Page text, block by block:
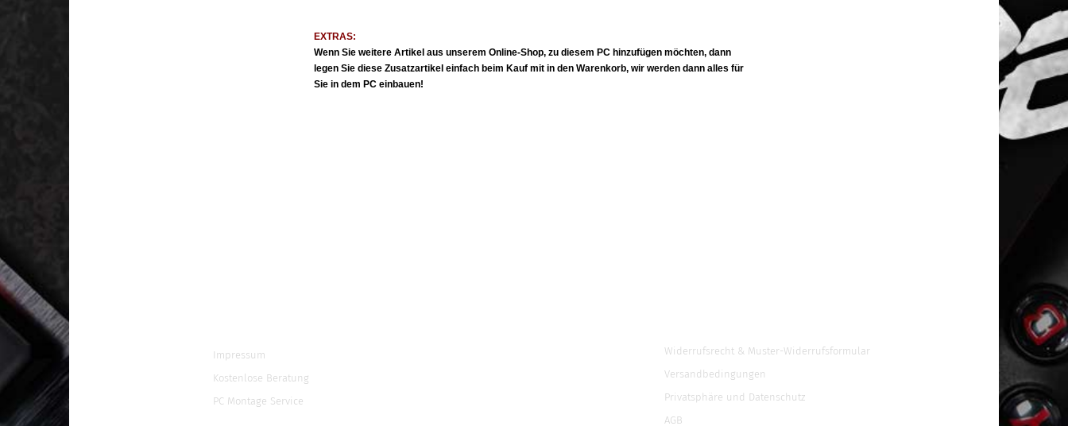
EXTRAS:
Wenn Sie weitere Artikel aus unserem Online-Shop, zu diesem PC hinzufügen möchten, dann
legen Sie diese Zusatzartikel einfach beim Kauf mit in den Warenkorb, wir werden dann alles für
Sie in dem PC einbauen!
Impressum
Kostenlose Beratung
PC Montage Service
Widerrufsrecht & Muster-Widerrufsformular
Versandbedingungen
Privatsphäre und Datenschutz
AGB